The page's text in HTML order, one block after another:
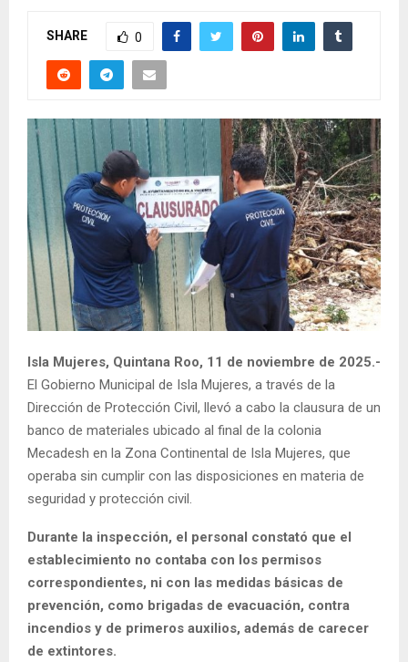
SHARE 0
Isla Mujeres, Quintana Roo, 11 de noviembre de 2025.-
El Gobierno Municipal de Isla Mujeres, a través de la
Dirección de Protección Civil, llevó a cabo la clausura de un
banco de materiales ubicado al final de la colonia
Mecadesh en la Zona Continental de Isla Mujeres, que
operaba sin cumplir con las disposiciones en materia de
seguridad y protección civil.
Durante la inspección, el personal constató que el
establecimiento no contaba con los permisos
correspondientes, ni con las medidas básicas de
prevención, como brigadas de evacuación, contra
incendios y de primeros auxilios, además de carecer
de extintores.